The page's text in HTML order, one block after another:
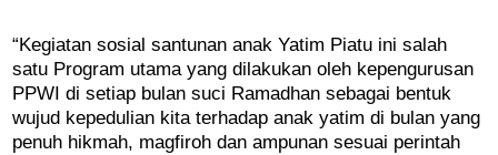
“Kegiatan sosial santunan anak Yatim Piatu ini salah
satu Program utama yang dilakukan oleh kepengurusan
PPWI di setiap bulan suci Ramadhan sebagai bentuk
wujud kepedulian kita terhadap anak yatim di bulan yang
penuh hikmah, magfiroh dan ampunan sesuai perintah